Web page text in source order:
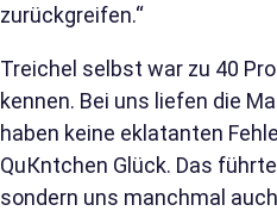
zurückgreifen.“
Treichel selbst war zu 40
kennen. Bei uns liefen die
haben keine eklatanten
QuКntchen Glück. Das
sondern uns manchmal